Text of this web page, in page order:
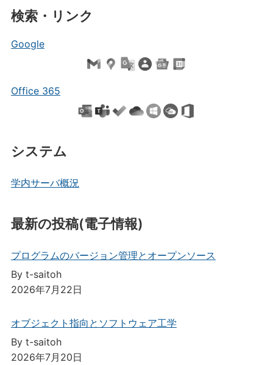
検索・リンク
Google
Office 365
システム
学内サーバ概況
最新の投稿(電子情報)
プログラムのバージョン管理とオープンソース
By t-saitoh
2026年7月22日
オブジェクト指向とソフトウェア工学
By t-saitoh
2026年7月20日